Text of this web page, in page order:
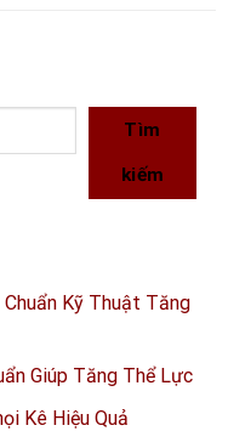
Tìm
kiếm
Chuẩn Kỹ Thuật Tăng
Giúp Tăng Thể Lực
Kê Hiệu Quả